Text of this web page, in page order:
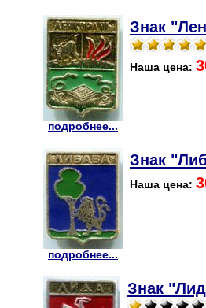
подробнее...
Знак
Наша цена:
подробнее...
Знак
Наша цена:
Знак